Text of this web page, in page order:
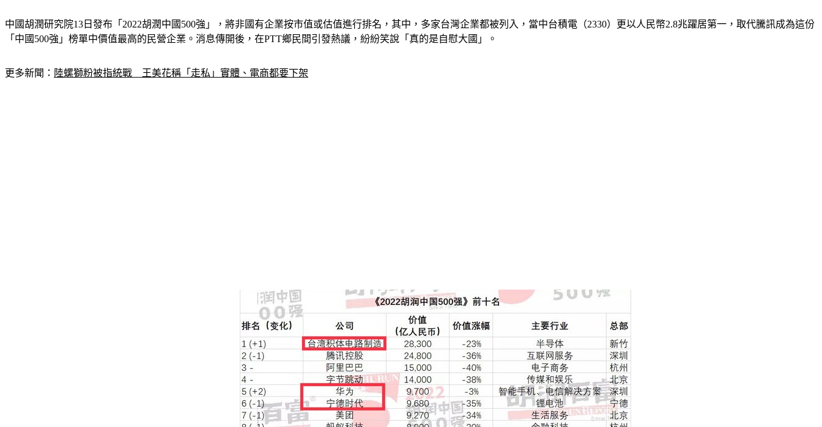
中國胡潤研究院13日發布「2022胡潤中國500強」，將非國有企業按市值或估值進行排名，其中，多家台灣企業都被列入，當中台積電（2330）更以人民幣2.8兆躍居第一，取代騰訊成為這份
「中國500強」榜單中價值最高的民營企業。消息傳開後，在PTT鄉民間引發熱議，紛紛笑說「真的是自慰大國」。
更多新聞： 陸螺獅粉被指統戰　王美花稱「走私」實體、電商都要下架